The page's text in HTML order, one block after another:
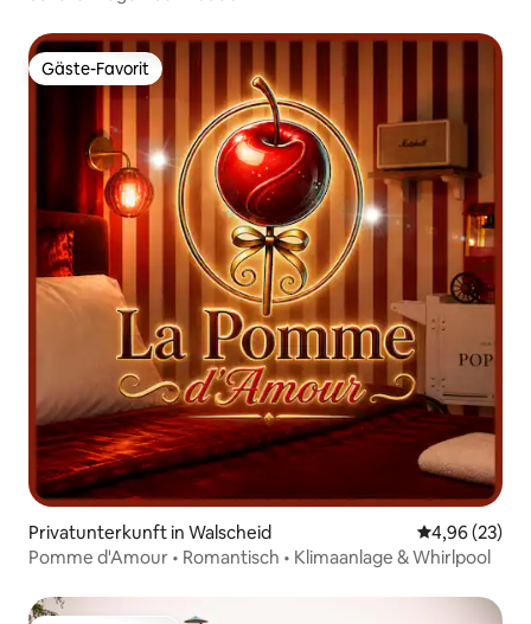
Gäste-Favorit
Gäste-Favorit
Privatunterkunft in Walscheid
4,96 (23)
Pomme d'Amour • Romantisch • Klimaanlage & Whirlpool